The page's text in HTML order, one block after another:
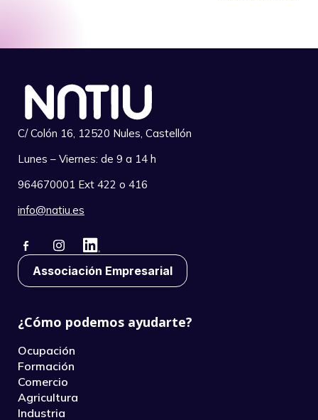
C/ Colón 16, 12520 Nules, Castellón
Lunes – Viernes: de 9 a 14 h
964670001 Ext 422 o 416
info@natiu.es
Associación Empresarial
¿Cómo podemos ayudarte?
Ocupación
Formación
Comercio
Agricultura
Industria